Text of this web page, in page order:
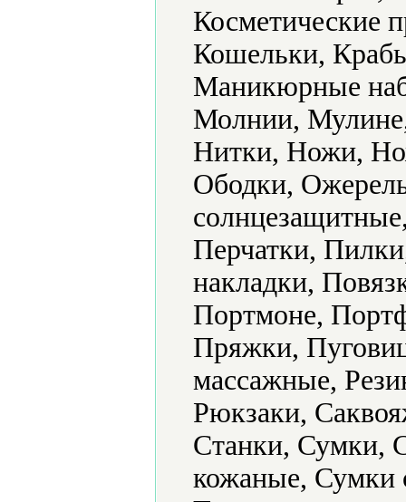
Косметические
Кошельки,
Маникюрные
Молнии,
Нитки, Ножи,
Ободки,
Перчатки,
накладки,
Портмоне,
Пряжки,
массажные,
Рюкзаки,
Станки, Сумки,
кожаные, Сумки